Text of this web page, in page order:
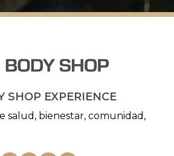
SHOP EXPERIENCE
salud, bienestar, comunidad,